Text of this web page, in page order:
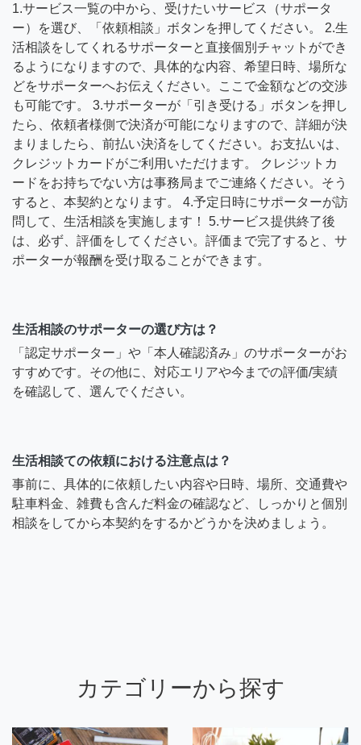
1.サービス一覧の中から、受けたいサービス（サポータ
ー）を選び、「依頼相談」ボタンを押してください。 2.生
活相談をしてくれるサポーターと直接個別チャットができ
るようになりますので、具体的な内容、希望日時、場所な
どをサポーターへお伝えください。ここで金額などの交渉
も可能です。 3.サポーターが「引き受ける」ボタンを押し
たら、依頼者様側で決済が可能になりますので、詳細が決
まりましたら、前払い決済をしてください。お支払いは、
クレジットカードがご利用いただけます。 クレジットカ
ードをお持ちでない方は事務局までご連絡ください。そう
すると、本契約となります。 4.予定日時にサポーターが訪
問して、生活相談を実施します！ 5.サービス提供終了後
は、必ず、評価をしてください。評価まで完了すると、サ
ポーターが報酬を受け取ることができます。
生活相談のサポーターの選び方は？
「認定サポーター」や「本人確認済み」のサポーターがお
すすめです。その他に、対応エリアや今までの評価/実績
を確認して、選んでください。
生活相談ての依頼における注意点は？
事前に、具体的に依頼したい内容や日時、場所、交通費や
駐車料金、雑費も含んだ料金の確認など、しっかりと個別
相談をしてから本契約をするかどうかを決めましょう。
カテゴリーから探す